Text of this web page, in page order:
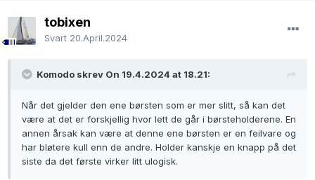
tobixen
Svart 20.April.2024
Komodo skrev On 19.4.2024 at 18.21:
Når det gjelder den ene børsten som er mer slitt, så kan det
være at det er forskjellig hvor lett de går i børsteholderene. En
annen årsak kan være at denne ene børsten er en feilvare og
har bløtere kull enn de andre. Holder kanskje en knapp på det
siste da det første virker litt ulogisk.